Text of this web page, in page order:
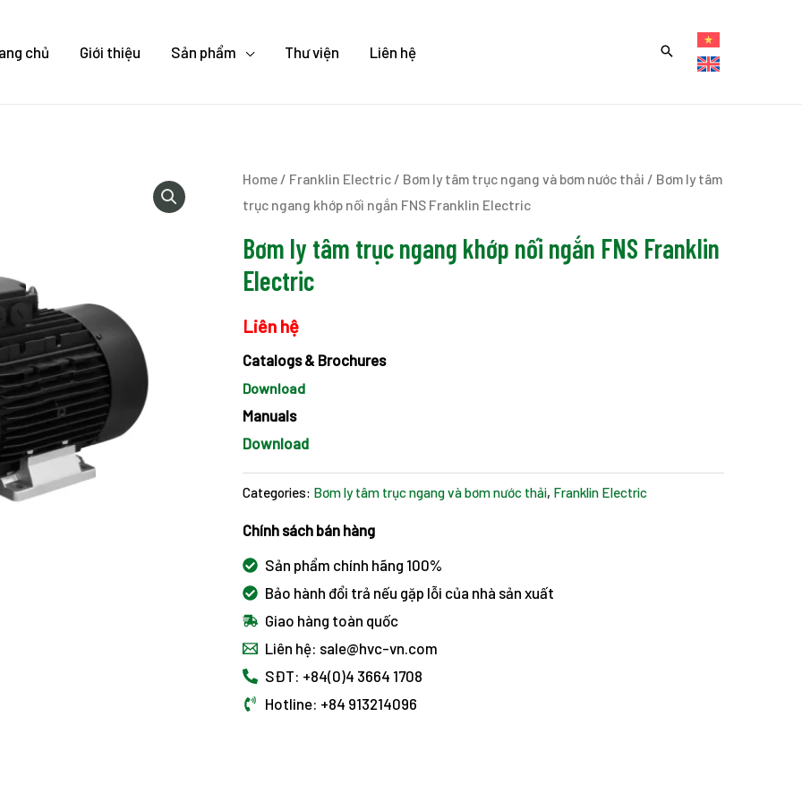
chủ Giới thiệu Sản phẩm Thư viện Liên hệ
Home/ Franklin Electric/ Bơm ly tâm trục ngang và bơm nước thải / Bơm ly tâm
trục ngang khớp nối ngắn FNS Franklin Electric
Bơm ly tâm trục ngang khớp nối ngắn FNS Franklin
Electric
Liên hệ
Catalogs & Brochures
Download
Manuals
Download
Categories: Bơm ly tâm trục ngang và bơm nước thải, Franklin Electric
Chính sách bán hàng
Sản phẩm chính hãng 100%
Bảo hành đổi trả nếu gặp lỗi của nhà sản xuất
Giao hàng toàn quốc
Liên hệ: sale@hvc-vn.com
SĐT: +84(0)4 3664 1708
Hotline: +84 913214096